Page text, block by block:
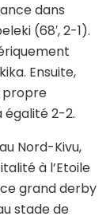
dans
(68′, 2-1).
Ensuite,
propre
égalité 2-2.
Nord-Kivu,
à l’Etoile
ce grand derby
stade de